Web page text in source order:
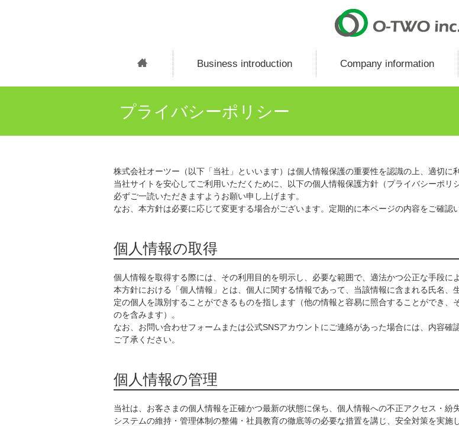
Business introduction Company information
プライバシーポリシー
株式会社オーツー（以下「当社」といいます）は個⼈情報保護の重要性を認識の上、適切に
当社サイトを安心してご利用いただくために、以下の個人情報保護方針（プライバシーポリ
必ずご一読いただきますようお願い申し上げます。
なお、本方針は必要に応じて変更する場合がございます。定期的に本ページの内容をご確認
個人情報の取得
個人情報を取得する際には、その利用目的を明示し、必要な範囲で、適法かつ公正な手段に
本方針における「個人情報」とは、個人に関する情報であって、当該情報に含まれる氏名
定の個人を識別することができるものを指します（他の情報と容易に照合することができ
のを含みます）。
なお、お問い合わせフォームまたは公式SNSアカウントにご連絡があった場合には、内容
ご了承ください。
個人情報の管理
当社は、お客さまの個人情報を正確かつ最新の状態に保ち、個人情報への不正アクセス・
システムの維持・管理体制の整備・社員教育の徹底等の必要な措置を講じ、安全対策を実施